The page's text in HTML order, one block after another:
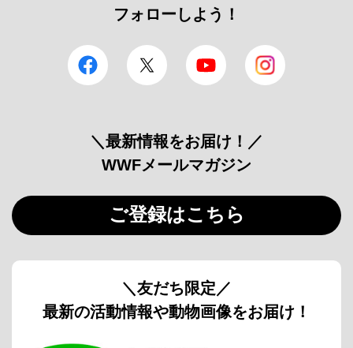
フォローしよう！
facebook Twitter YouTube
＼最新情報をお届け！／
WWFメールマガジン
ご登録はこちら
＼友だち限定／
最新の活動情報や動物画像をお届け！